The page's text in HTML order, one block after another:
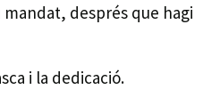
després que hagi
i la dedicació.